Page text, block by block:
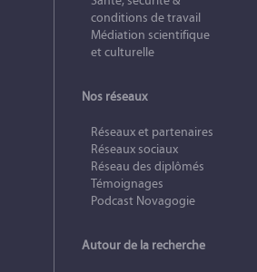
conditions de travail
Médiation scientifique
et culturelle
Nos réseaux
Réseaux et partenaires
Réseaux sociaux
Réseau des diplômés
Témoignages
Podcast Novagogie
Autour de la recherche